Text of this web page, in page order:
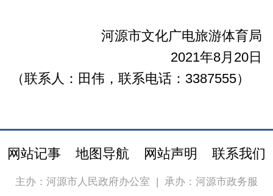
河源市文化广电旅游体育局
2021年8月20日
（联系人：田伟，联系电话：3387555）
网站记事 地图导航 网站声明 联系我们
主办：河源市人民政府办公室 | 承办：河源市政务服